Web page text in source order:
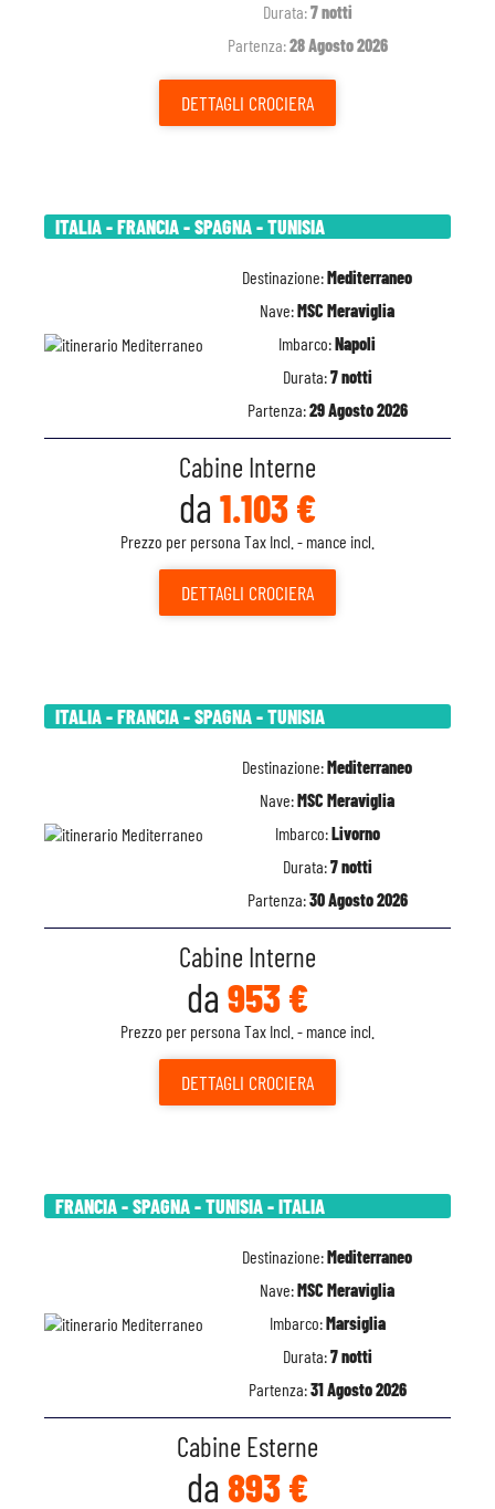
Durata:7 notti
Partenza:28 Agosto 2026
DETTAGLI CROCIERA
ITALIA - FRANCIA - SPAGNA - TUNISIA
Destinazione:Mediterraneo
Nave:MSC Meraviglia
Imbarco:Napoli
Durata:7 notti
Partenza:29 Agosto 2026
Cabine Interne
da 1.103 €
Prezzo per persona Tax Incl. - mance incl.
DETTAGLI CROCIERA
ITALIA - FRANCIA - SPAGNA - TUNISIA
Destinazione:Mediterraneo
Nave:MSC Meraviglia
Imbarco:Livorno
Durata:7 notti
Partenza:30 Agosto 2026
Cabine Interne
da 953 €
Prezzo per persona Tax Incl. - mance incl.
DETTAGLI CROCIERA
FRANCIA - SPAGNA - TUNISIA - ITALIA
Destinazione:Mediterraneo
Nave:MSC Meraviglia
Imbarco:Marsiglia
Durata:7 notti
Partenza:31 Agosto 2026
Cabine Esterne
da 893 €